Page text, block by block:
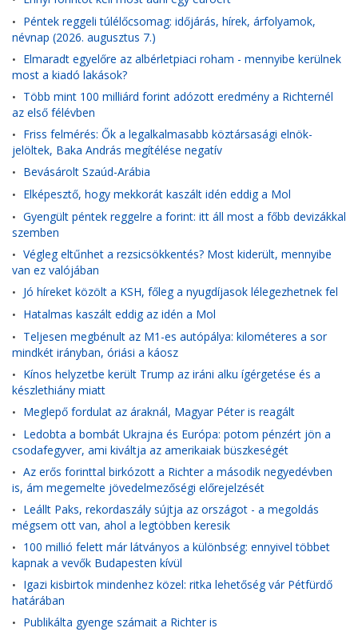
• Péntek reggeli túlélőcsomag: időjárás, hírek, árfolyamok,
névnap (2026. augusztus 7.)
• Elmaradt egyelőre az albérletpiaci roham - mennyibe kerülnek
most a kiadó lakások?
• Több mint 100 milliárd forint adózott eredmény a Richternél
az első félévben
• Friss felmérés: Ők a legalkalmasabb köztársasági elnök-
jelöltek, Baka András megítélése negatív
• Bevásárolt Szaúd-Arábia
• Elképesztő, hogy mekkorát kaszált idén eddig a Mol
• Gyengült péntek reggelre a forint: itt áll most a főbb devizákkal
szemben
• Végleg eltűnhet a rezsicsökkentés? Most kiderült, mennyibe
van ez valójában
• Jó híreket közölt a KSH, főleg a nyugdíjasok lélegezhetnek fel
• Hatalmas kaszált eddig az idén a Mol
• Teljesen megbénult az M1-es autópálya: kilométeres a sor
mindkét irányban, óriási a káosz
• Kínos helyzetbe került Trump az iráni alku ígérgetése és a
készlethiány miatt
• Meglepő fordulat az áraknál, Magyar Péter is reagált
• Ledobta a bombát Ukrajna és Európa: potom pénzért jön a
csodafegyver, ami kiváltja az amerikaiak büszkeségét
• Az erős forinttal birkózott a Richter a második negyedévben
is, ám megemelte jövedelmezőségi előrejelzését
• Leállt Paks, rekordaszály sújtja az országot - a megoldás
mégsem ott van, ahol a legtöbben keresik
• 100 millió felett már látványos a különbség: ennyivel többet
kapnak a vevők Budapesten kívül
• Igazi kisbirtok mindenhez közel: ritka lehetőség vár Pétfürdő
határában
• Publikálta gyenge számait a Richter is